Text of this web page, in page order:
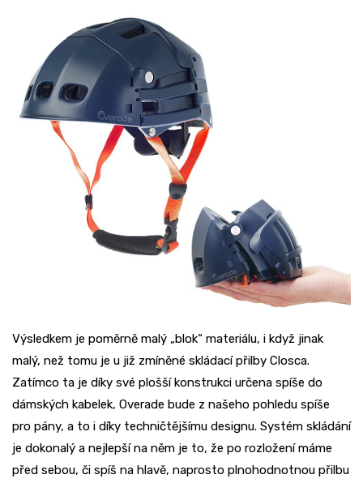
Výsledkem je poměrně malý „blok“ materiálu, i když jinak
malý, než tomu je u již zmíněné skládací přilby Closca.
Zatímco ta je díky své plošší konstrukci určena spíše do
dámských kabelek, Overade bude z našeho pohledu spíše
pro pány, a to i díky techničtějšímu designu. Systém skládání
je dokonalý a nejlepší na něm je to, že po rozložení máme
před sebou, či spíš na hlavě, naprosto plnohodnotnou přilbu